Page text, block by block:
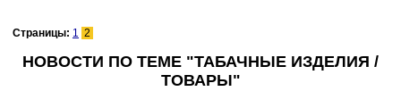
Страницы: 1 2
НОВОСТИ ПО ТЕМЕ "ТАБАЧНЫЕ ИЗДЕЛИЯ /
ТОВАРЫ"